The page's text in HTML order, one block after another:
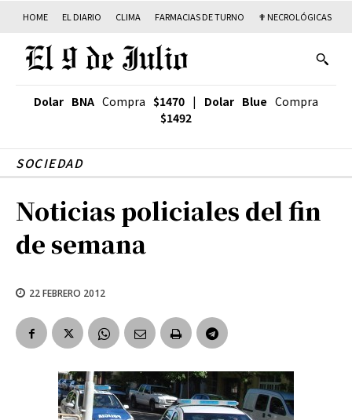
HOME EL DIARIO CLIMA FARMACIAS DE TURNO ✟ NECROLÓGICAS
Dolar BNA Compra $1470 | Dolar Blue Compra
$1492
SOCIEDAD
Noticias policiales del fin
de semana
22 FEBRERO 2012